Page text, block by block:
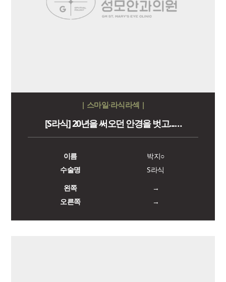
| 스마일·라식라섹 |
[S라식] 20년을 써오던 안경을 벗고...…
이름
박지○
수술명
S라식
왼쪽
→
오른쪽
→